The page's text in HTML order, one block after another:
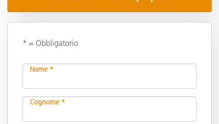
* = Obbligatorio
Nome *
Cognome *